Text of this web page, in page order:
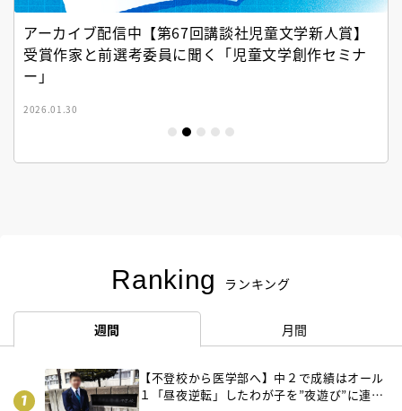
アーカイブ配信中【第67回講談社児童文学新人賞】
受賞作家と前選考委員に聞く「児童文学創作セミナ
ー」
2026.01.30
Ranking ランキング
週間 月間
【不登校から医学部へ】中２で成績はオール
１「昼夜逆転」したわが子を”夜遊び”に連れ